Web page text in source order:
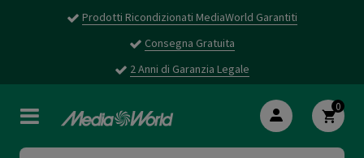
Prodotti Ricondizionati MediaWorld Garantiti
Consegna Gratuita
2 Anni di Garanzia Legale
0